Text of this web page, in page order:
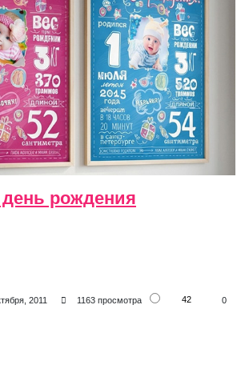
рождения
2011 1163 просмотра 42 0